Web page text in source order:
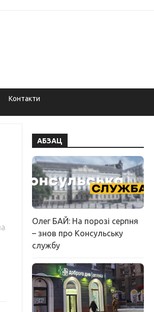
Контакти
АБЗАЦ
Олег БАЙ: На порозі серпня
– знов про Консульську
службу